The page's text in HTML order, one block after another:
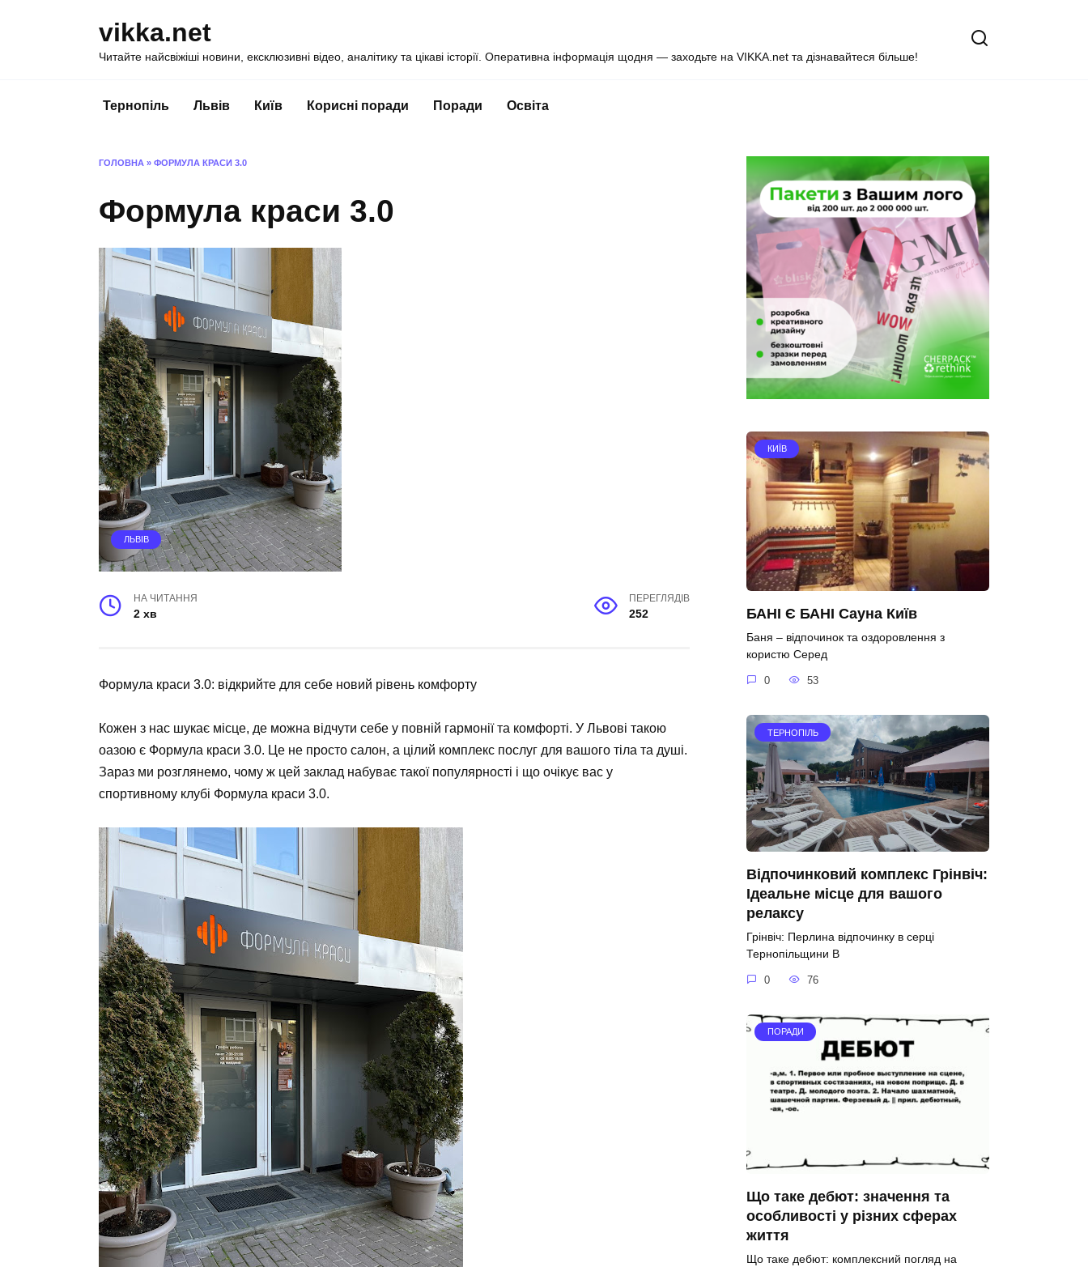
vikka.net
Читайте найсвіжіші новини, ексклюзивні відео, аналітику та цікаві історії. Оперативна інформація щодня — заходьте на VIKKA.net та дізнавайтеся більше!
Тернопіль Львів Київ Корисні поради Поради Освіта
ГОЛОВНА » ФОРМУЛА КРАСИ 3.0
Формула краси 3.0
ЛЬВІВ
НА ЧИТАННЯ
2 хв
ПЕРЕГЛЯДІВ
252
Формула краси 3.0: відкрийте для себе новий рівень комфорту
Кожен з нас шукає місце, де можна відчути себе у повній гармонії та комфорті. У Львові такою
оазою є Формула краси 3.0. Це не просто салон, а цілий комплекс послуг для вашого тіла та душі.
Зараз ми розглянемо, чому ж цей заклад набуває такої популярності і що очікує вас у
спортивному клубі Формула краси 3.0.
КИЇВ
БАНІ Є БАНІ Сауна Київ
Баня – відпочинок та оздоровлення з
користю Серед
0 53
ТЕРНОПІЛЬ
Відпочинковий комплекс Грінвіч:
Ідеальне місце для вашого
релаксу
Грінвіч: Перлина відпочинку в серці
Тернопільщини В
0 76
ПОРАДИ
Що таке дебют: значення та
особливості у різних сферах
життя
Що таке дебют: комплексний погляд на